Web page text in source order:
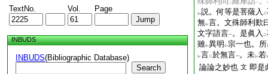
TextNo. Vol. Page
INBUDS
INBUDS(Bibliographic Database)
Search
二 一
レ説。何等是菩薩入 二
無レ言。文殊師利歎
文字語言一。是眞入 二
雖レ異明 レ宗一也。所
レ言二於無言一。未レ若
論論之妙也 文 即